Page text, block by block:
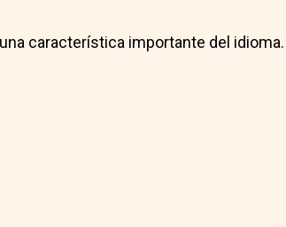
característica importante del idioma.